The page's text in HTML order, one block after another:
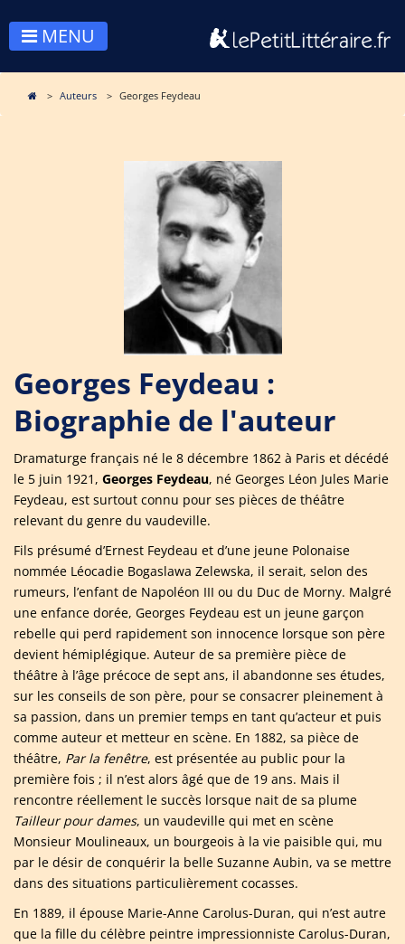
MENU
Auteurs Georges Feydeau
Georges Feydeau :
Biographie de l'auteur
Dramaturge français né le 8 décembre 1862 à Paris et décédé
le 5 juin 1921, Georges Feydeau, né Georges Léon Jules Marie
Feydeau, est surtout connu pour ses pièces de théâtre
relevant du genre du vaudeville.
Fils présumé d’Ernest Feydeau et d’une jeune Polonaise
nommée Léocadie Bogaslawa Zelewska, il serait, selon des
rumeurs, l’enfant de Napoléon III ou du Duc de Morny. Malgré
une enfance dorée, Georges Feydeau est un jeune garçon
rebelle qui perd rapidement son innocence lorsque son père
devient hémiplégique. Auteur de sa première pièce de
théâtre à l’âge précoce de sept ans, il abandonne ses études,
sur les conseils de son père, pour se consacrer pleinement à
sa passion, dans un premier temps en tant qu’acteur et puis
comme auteur et metteur en scène. En 1882, sa pièce de
théâtre, Par la fenêtre, est présentée au public pour la
première fois ; il n’est alors âgé que de 19 ans. Mais il
rencontre réellement le succès lorsque nait de sa plume
Tailleur pour dames, un vaudeville qui met en scène
Monsieur Moulineaux, un bourgeois à la vie paisible qui, mu
par le désir de conquérir la belle Suzanne Aubin, va se mettre
dans des situations particulièrement cocasses.
En 1889, il épouse Marie-Anne Carolus-Duran, qui n’est autre
que la fille du célèbre peintre impressionniste Carolus-Duran,